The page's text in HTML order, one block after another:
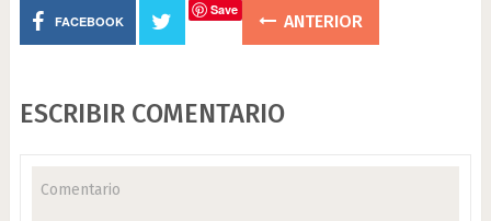
FACEBOOK
Save
ANTERIOR
ESCRIBIR COMENTARIO